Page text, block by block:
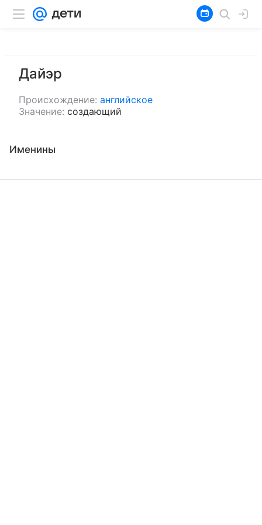
Дайэр
Происхождение: английское
Значение: создающий
Именины